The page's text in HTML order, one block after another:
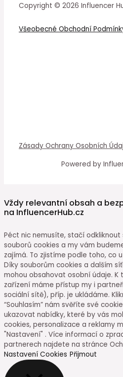
Copyright © 2026 Influencer
Všeobecné Obchodní
Zásady Ochrany Osobních
Powered by
Vždy relevantní obsah a
na InfluencerHub.cz
Péct nic nemusíte, stačí odkliknout
souborů cookies a my vám
zajímá. To zjistíme podle toho, co
Díky souborům cookies a dalším
mohou obsahovat osobní údaje. K
zařízení máme přístup my i
sociální sítě), příp. je ukládáme.
“Souhlasím” nám svěříte své
ukazovat nabídky, které by vás
cookies, personalizace a reklamy
"Nastavení" . Více informací o
partnerech najdete na stránce
Nastavení Cookies Přijmout